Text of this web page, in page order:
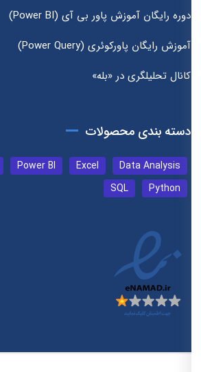
دوره رایگان آموزش پاور بی آی (Power BI)
آموزش رایگان پاورکوئری (Power Query)
کانال تحلیلگری در «بله»
دسته بندی محصولات
Data Analysis
Excel
Power BI
Python
SQL